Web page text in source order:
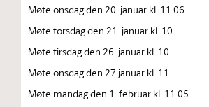
Møte onsdag den 20. januar kl. 11.06
Møte torsdag den 21. januar kl. 10
Møte tirsdag den 26. januar kl. 10
Møte onsdag den 27.januar kl. 11
Møte mandag den 1. februar kl. 11.05